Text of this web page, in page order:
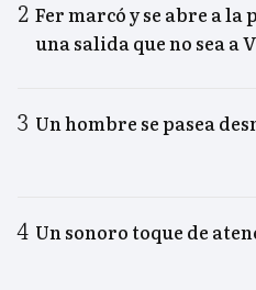
Fer marcó y se abre a
una salida que no sea a
Un hombre se pasea
Un sonoro toque de